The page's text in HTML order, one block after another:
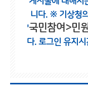
니다. ※ 기상청
'국민참여>민
다. 로그인 유지